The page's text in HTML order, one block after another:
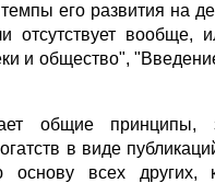
его развития на
отсутствует
и общество",
общие принципы,
в виде
всех других,